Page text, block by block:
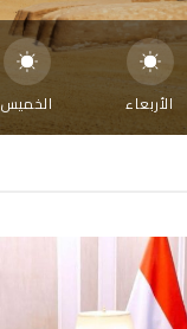
الأربعاء الخميس